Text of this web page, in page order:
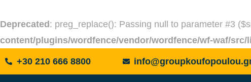
Deprecated : preg_replace(): Passing null to parameter #3
content/plugins/wordfence/vendor/wordfence/wf-waf/src/
+30 210 666 8800